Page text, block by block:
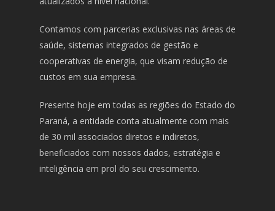
Contamos com parcerias exclusivas nas áreas de
saúde, sistemas integrados de gestão e
cooperativas de energia, que visam redução de
custos em sua empresa.
Presente hoje em todas as regiões do Estado do
Paraná, a entidade conta atualmente com mais
de 30 mil associados diretos e indiretos,
beneficiados com nossos dados, estratégia e
inteligência em prol do seu crescimento.